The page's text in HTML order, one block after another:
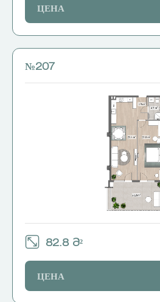
ЦЕНА
№207
82.8 Მ²
ЦЕНА